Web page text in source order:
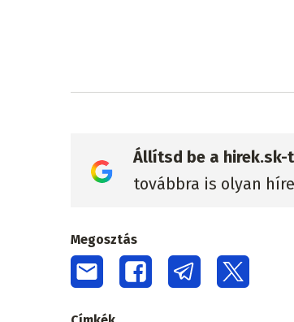
Állítsd be a
továbbra is olyan
Megosztás